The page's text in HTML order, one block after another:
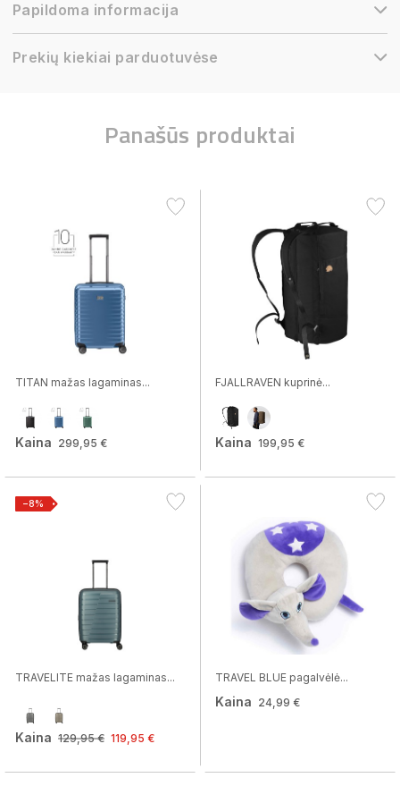
Papildoma informacija
Prekių kiekiai parduotuvėse
Panašūs produktai
TITAN mažas lagaminas...
Kaina 299,95 €
FJALLRAVEN kuprinė...
Kaina 199,95 €
−8%
TRAVELITE mažas lagaminas...
Kaina 129,95 € 119,95 €
TRAVEL BLUE pagalvėlė...
Kaina 24,99 €